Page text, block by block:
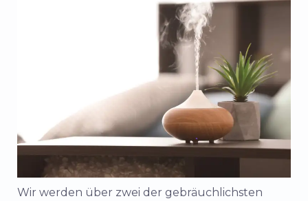
Wir werden über zwei der gebräuchlichsten